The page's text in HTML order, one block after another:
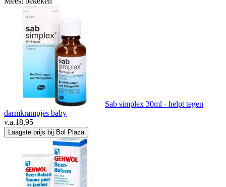
Sab simplex 30ml - helpt tegen
darmkrampjes baby
v.a.18,95
Laagste prijs bij Bol Plaza